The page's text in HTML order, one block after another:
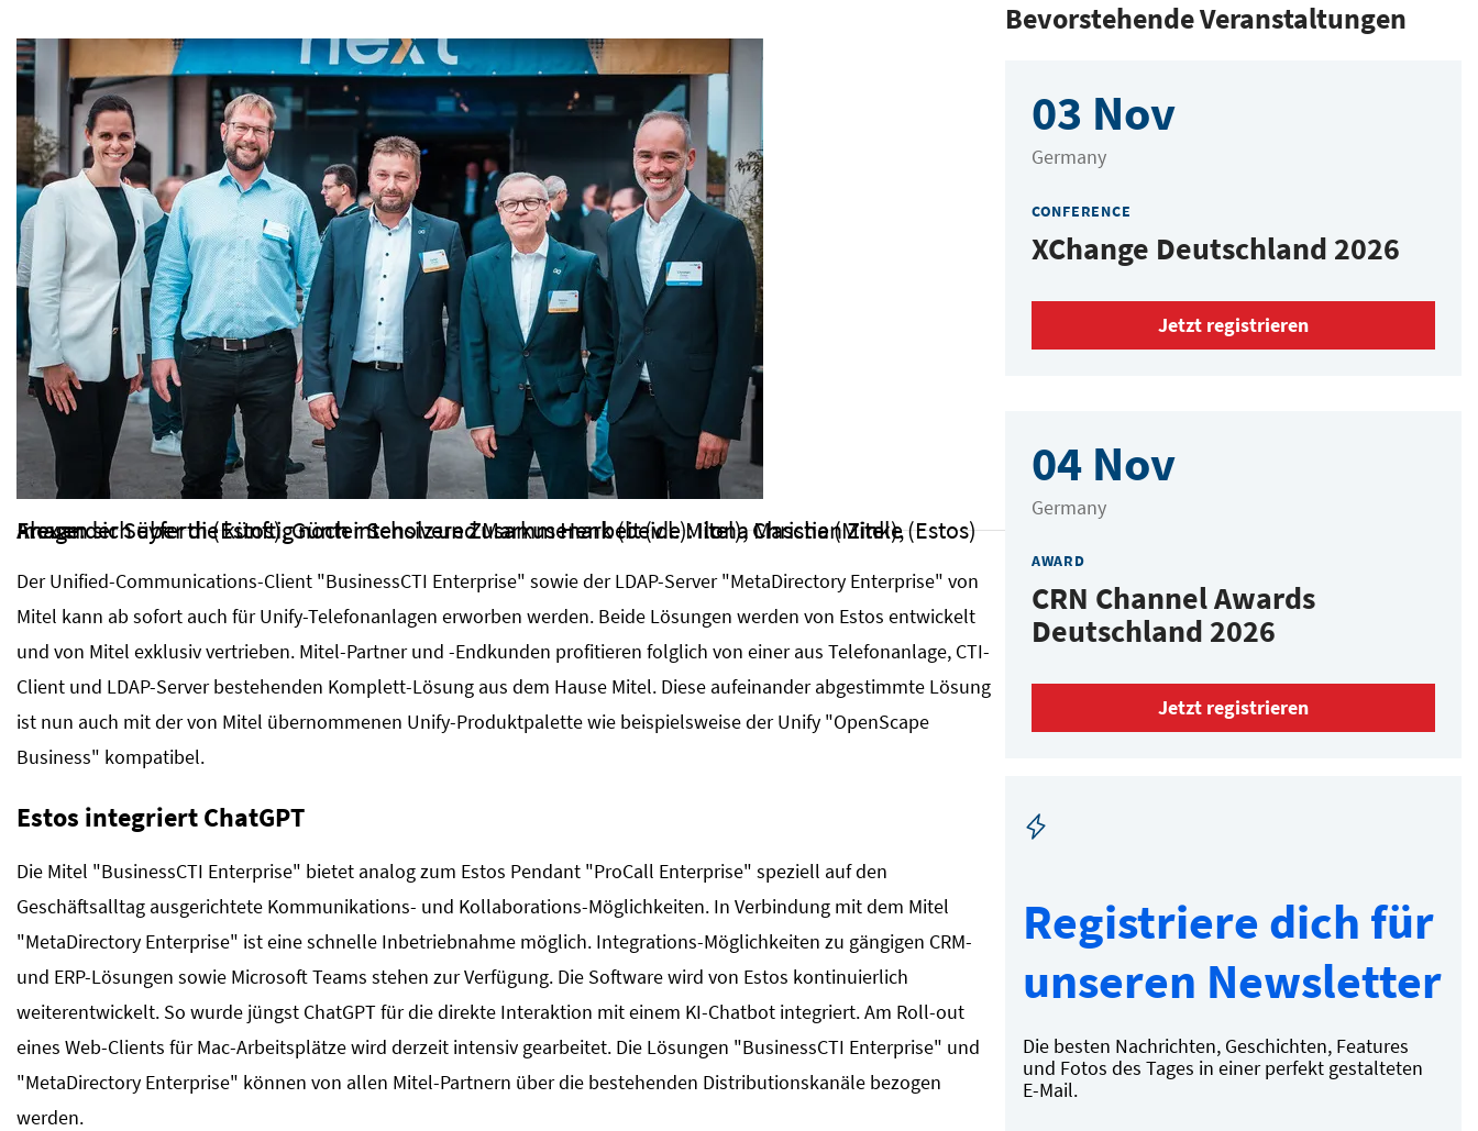
Image:
Freuen sich über die künftig noch intensivere Zusammenarbeit (v.l.): Ilona Masche (Mitel), Alexander Seyferth (Estos), Günter Scholz und Markus Henk (beide Mitel), Christian Zinke (Estos)
Der Unified-Communications-Client "BusinessCTI Enterprise" sowie der LDAP-Server "MetaDirectory Enterprise" von
Mitel kann ab sofort auch für Unify-Telefonanlagen erworben werden. Beide Lösungen werden von Estos entwickelt
und von Mitel exklusiv vertrieben. Mitel-Partner und -Endkunden profitieren folglich von einer aus Telefonanlage, CTI-
Client und LDAP-Server bestehenden Komplett-Lösung aus dem Hause Mitel. Diese aufeinander abgestimmte Lösung
ist nun auch mit der von Mitel übernommenen Unify-Produktpalette wie beispielsweise der Unify "OpenScape
Business" kompatibel.
Estos integriert ChatGPT
Die Mitel "BusinessCTI Enterprise" bietet analog zum Estos Pendant "ProCall Enterprise" speziell auf den
Geschäftsalltag ausgerichtete Kommunikations- und Kollaborations-Möglichkeiten. In Verbindung mit dem Mitel
"MetaDirectory Enterprise" ist eine schnelle Inbetriebnahme möglich. Integrations-Möglichkeiten zu gängigen CRM-
und ERP-Lösungen sowie Microsoft Teams stehen zur Verfügung. Die Software wird von Estos kontinuierlich
weiterentwickelt. So wurde jüngst ChatGPT für die direkte Interaktion mit einem KI-Chatbot integriert. Am Roll-out
eines Web-Clients für Mac-Arbeitsplätze wird derzeit intensiv gearbeitet. Die Lösungen "BusinessCTI Enterprise" und
"MetaDirectory Enterprise" können von allen Mitel-Partnern über die bestehenden Distributionskanäle bezogen
werden.
Bevorstehende Veranstaltungen
03 Nov
Germany
CONFERENCE
XChange Deutschland 2026
Jetzt registrieren
04 Nov
Germany
AWARD
CRN Channel Awards
Deutschland 2026
Jetzt registrieren
Registriere dich für
unseren Newsletter
Die besten Nachrichten, Geschichten, Features
und Fotos des Tages in einer perfekt gestalteten
E-Mail.